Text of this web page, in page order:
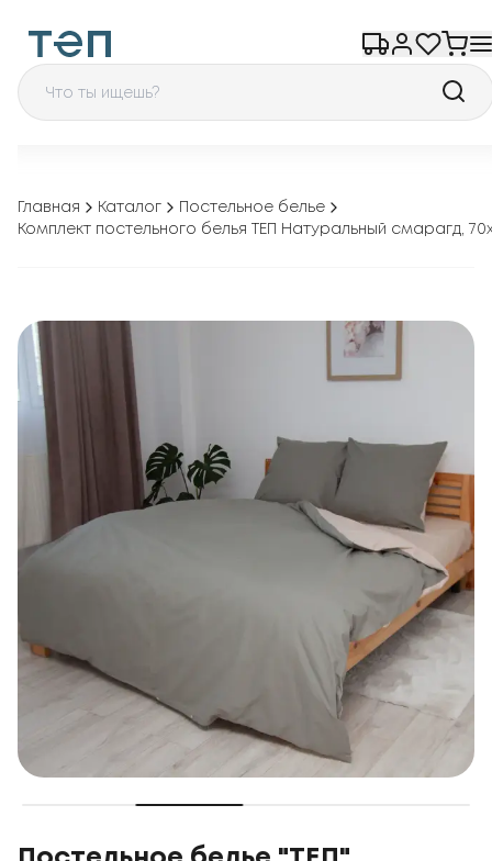
Главная Каталог
Постельное белье
Комплект постельного белья ТЕП Натуральный смарагд,